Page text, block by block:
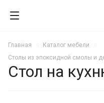
Главная
Каталог мебели
Столы из эпоксидной смолы и
Стол на